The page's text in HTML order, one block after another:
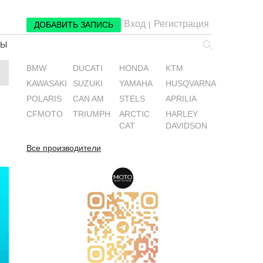
ДОБАВИТЬ ЗАПИСЬ Вход | Регистрация
BMW DUCATI HONDA
KTM
KAWASAKI
SUZUKI YAMAHA
HUSQVARNA
POLARIS
CAN AM STELS
APRILIA
CFMOTO
TRIUMPH
ARCTIC
CAT
HARLEY
DAVIDSON
Все производители